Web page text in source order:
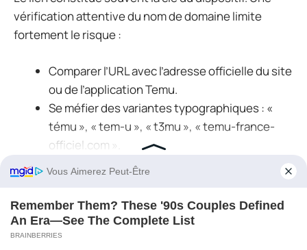
vérification attentive du nom de domaine limite
fortement le risque :
Comparer l’URL avec l’adresse officielle du site
ou de l’application Temu.
Se méfier des variantes typographiques : «
tému », « tem-u », « t3mu », « temu-france-
officiel.com ».
Se rappeler que Temu redirige en général vers
sous-domaine obscur ou un site tiers.
Répondre maintenant★★★★★